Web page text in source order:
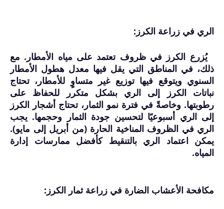
الري في زراعة الكرز:
يُزرع الكرز في ظروف تعتمد على مياه الأمطار. مع
ذلك، في المناطق التي يقل فيها معدل هطول الأمطار
السنوي ويتوقع فيها توزيع غير متساوٍ للأمطار، تحتاج
نباتات الكرز إلى الري بشكل متكرر للحفاظ على
رطوبتها. وخاصةً في فترة نمو الثمار، تحتاج أشجار الكرز
إلى الري أسبوعيًا لتحسين جودة الثمار وحجمها. يجب
الري في الظروف المناخية الحارة (من أبريل إلى مايو).
يمكن اعتماد الري بالتنقيط كأفضل ممارسات إدارة
المياه.
مكافحة الأعشاب الضارة في زراعة ثمار الكرز: